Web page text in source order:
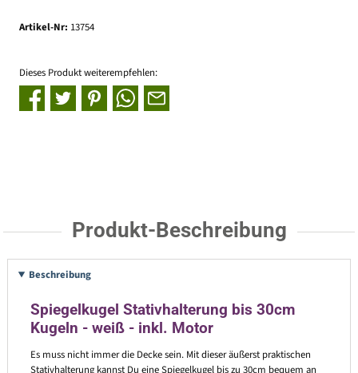
Artikel-Nr: 13754
Dieses Produkt weiterempfehlen:
Produkt-Beschreibung
Beschreibung
Spiegelkugel Stativhalterung bis 30cm
Kugeln - weiß - inkl. Motor
Es muss nicht immer die Decke sein. Mit dieser äußerst praktischen
Stativhalterung kannst Du eine Spiegelkugel bis zu 30cm bequem an